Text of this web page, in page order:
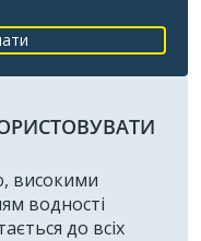
високими
водності
до всіх